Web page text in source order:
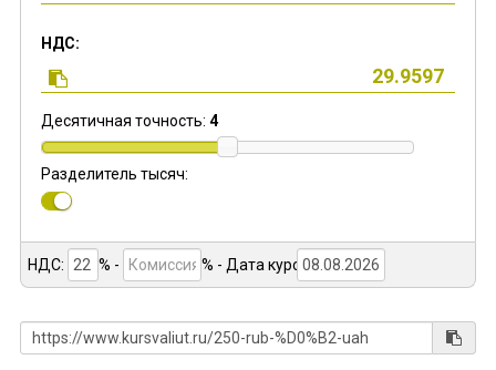
НДС:
Десятичная точность: 4
Разделитель тысяч:
НДС: % - % - Дата курса: